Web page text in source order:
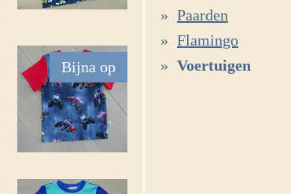
Bijna op
Paarden
Flamingo
Voertuigen